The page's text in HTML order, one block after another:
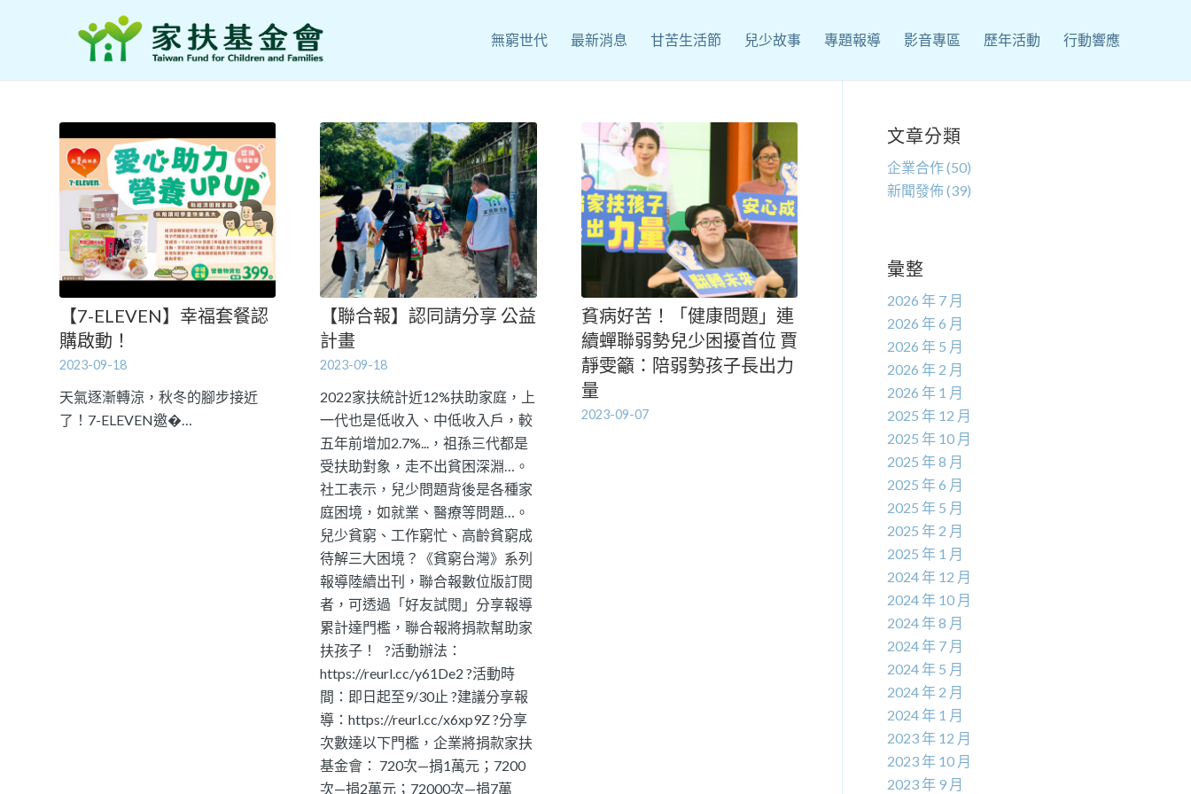
無窮世代 最新消息 甘苦生活節 兒少故事 專題報導 影音專區 歷年活動 行動響應
【7-ELEVEN】幸福套餐認
購啟動！
2023-09-18
天氣逐漸轉涼，秋冬的腳步接近
了！7-ELEVEN邀�…
【聯合報】認同請分享 公益
計畫
2023-09-18
2022家扶統計近12%扶助家庭，上
一代也是低收入、中低收入戶，較
五年前增加2.7%...，祖孫三代都是
受扶助對象，走不出貧困深淵…。
社工表示，兒少問題背後是各種家
庭困境，如就業、醫療等問題…。
兒少貧窮、工作窮忙、高齡貧窮成
待解三大困境？《貧窮台灣》系列
報導陸續出刊，聯合報數位版訂閱
者，可透過「好友試閱」分享報導
累計達門檻，聯合報將捐款幫助家
扶孩子！ ?活動辦法：
https://reurl.cc/y61De2 ?活動時
間：即日起至9/30止 ?建議分享報
導：https://reurl.cc/x6xp9Z ?分享
次數達以下門檻，企業將捐款家扶
基金會： 720次—捐1萬元；7200
次—捐2萬元；72000次—捐7萬
貧病好苦！「健康問題」連
續蟬聯弱勢兒少困擾首位 賈
靜雯籲：陪弱勢孩子長出力
量
2023-09-07
文章分類
企業合作(50)
新聞發佈(39)
彙整
2026 年 7 月
2026 年 6 月
2026 年 5 月
2026 年 2 月
2026 年 1 月
2025 年 12 月
2025 年 10 月
2025 年 8 月
2025 年 6 月
2025 年 5 月
2025 年 2 月
2025 年 1 月
2024 年 12 月
2024 年 10 月
2024 年 8 月
2024 年 7 月
2024 年 5 月
2024 年 2 月
2024 年 1 月
2023 年 12 月
2023 年 10 月
2023 年 9 月